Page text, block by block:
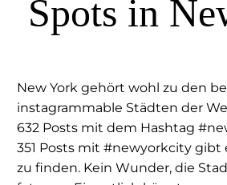
Spots in
New York gehört wohl zu den
instagrammable Städten der
632 Posts mit dem Hashtag
351 Posts mit #newyorkcity gibt
zu finden. Kein Wunder, die